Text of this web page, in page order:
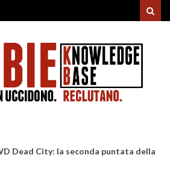
Dead City: la seconda puntata della